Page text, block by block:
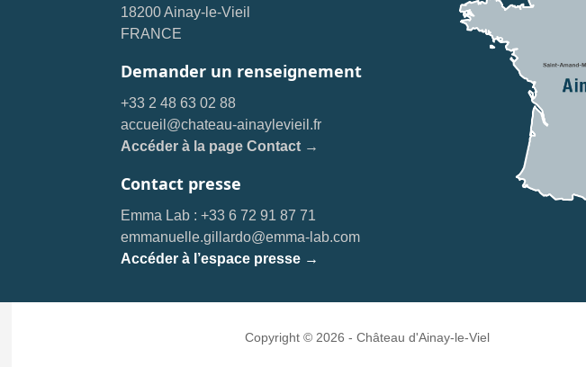
18200 Ainay-le-Vieil
FRANCE
Demander un renseignement
+33 2 48 63 02 88
accueil@chateau-ainaylevieil.fr
Accéder à la page Contact →
Contact presse
Emma Lab : +33 6 72 91 87 71
emmanuelle.gillardo@emma-lab.com
Accéder à l’espace presse →
Copyright © 2026 - Château d'Ainay-le-Viel